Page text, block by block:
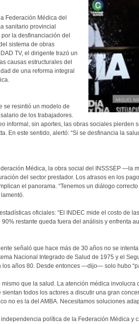
Federación Médica del
sanitario provincial
la desfinanciación del
sistema de obras
TV, el dirigente trazó un
causas estructurales del
de una reforma integral
se resintió un modelo de
de los trabajadores.
informal, sin aportes, las obras sociales pierden
En este sentido, alertó: “Si se desfinancia la
Médica, la obra social del INSSSEP —la
del sector prestador. Los atrasos en los
el panorama. “Tenemos un diálogo
oficiales: “El INDEC mide el costo de
restante queda fuera del análisis y enfrenta
señaló que hace más de 30 años no se
Nacional Integrado de Salud de 1975 y el
los años 80. Desde entonces —dijo— solo hubo
que la salud. La atención médica involucra
todos los actores a discutir una gran
no es la del AMBA. Necesitamos soluciones
política de la Federación Médica y